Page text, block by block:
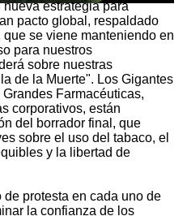
estrategia para
pacto global, respaldado
se viene manteniendo en
para nuestros
sobre nuestras
de la Muerte". Los Gigantes
Farmacéuticas,
corporativos, están
del borrador final, que
sobre el uso del tabaco, el
y la libertad de
protesta en cada uno de
la confianza de los